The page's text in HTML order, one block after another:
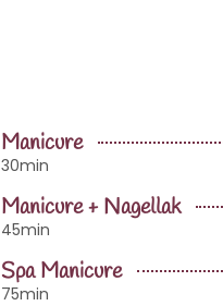
Manicure
30min
Manicure + Nagellak
45min
Spa Manicure
75min